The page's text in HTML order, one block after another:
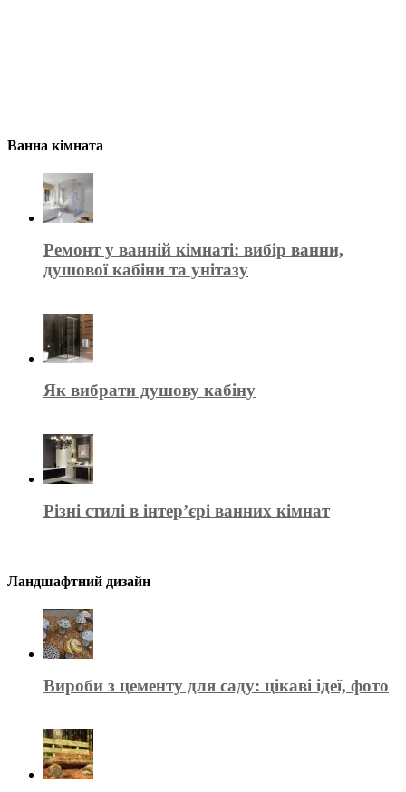
Ванна кімната
Ремонт у ванній кімнаті: вибір ванни,
душової кабіни та унітазу
Як вибрати душову кабіну
Різні стилі в інтер’єрі ванних кімнат
Ландшафтний дизайн
Вироби з цементу для саду: цікаві ідеї, фото